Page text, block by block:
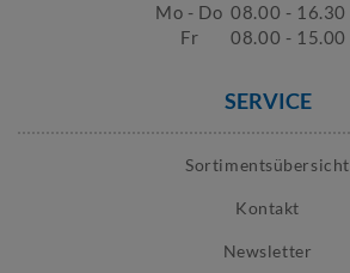
Mo - Do 08.00 - 16.30
Fr
08.00 - 15.00
SERVICE
Sortimentsübersicht
Kontakt
Newsletter